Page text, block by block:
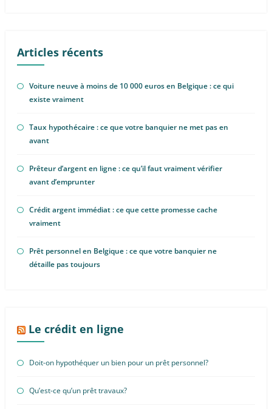
Articles récents
Voiture neuve à moins de 10 000 euros en Belgique : ce qui
existe vraiment
Taux hypothécaire : ce que votre banquier ne met pas en
avant
Prêteur d’argent en ligne : ce qu’il faut vraiment vérifier
avant d’emprunter
Crédit argent immédiat : ce que cette promesse cache
vraiment
Prêt personnel en Belgique : ce que votre banquier ne
détaille pas toujours
Le crédit en ligne
Doit-on hypothéquer un bien pour un prêt personnel?
Qu’est-ce qu’un prêt travaux?